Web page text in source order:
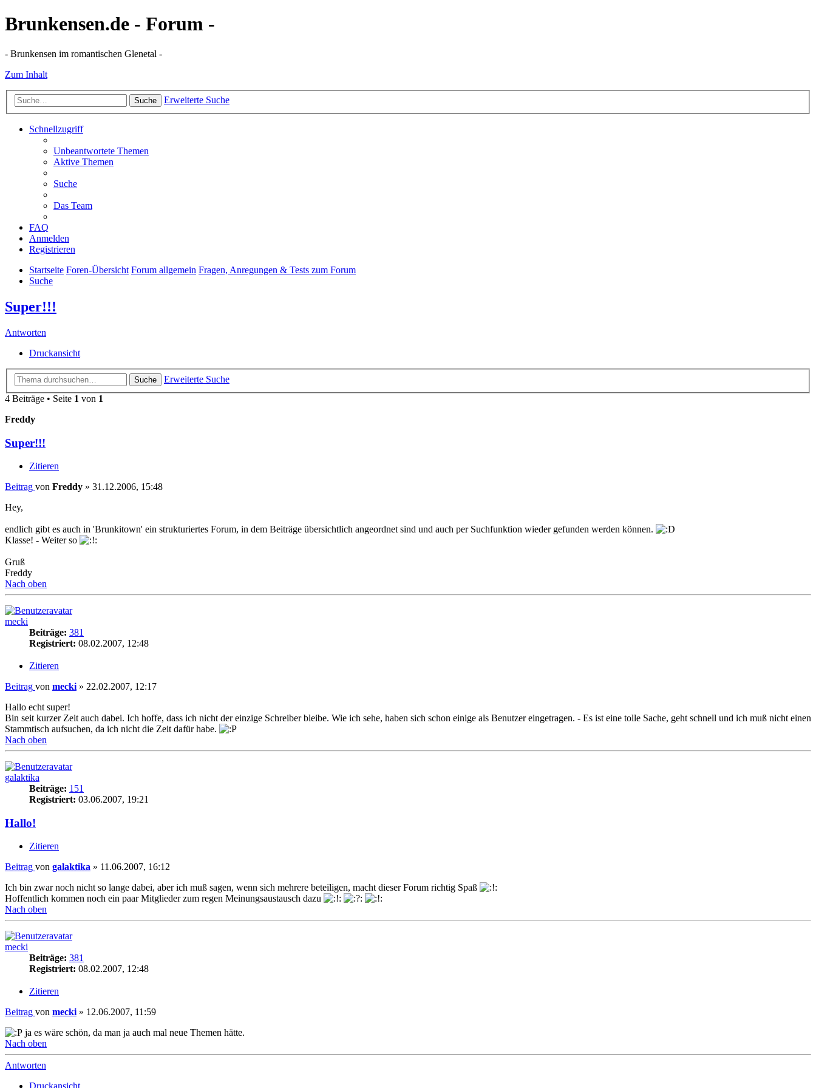
Brunkensen.de - Forum -
- Brunkensen im romantischen Glenetal -
Zum Inhalt
Suche Erweiterte Suche
Schnellzugriff
Unbeantwortete Themen
Aktive Themen
Suche
Das Team
FAQ
Anmelden
Registrieren
Startseite Foren-Übersicht Forum allgemein Fragen, Anregungen & Tests zum Forum
Suche
Super!!!
Antworten
Druckansicht
Suche
Erweiterte Suche
4 Beiträge • Seite 1 von 1
Freddy
Super!!!
Zitieren
Beitrag von Freddy » 31.12.2006, 15:48
Hey,
endlich gibt es auch in 'Brunkitown' ein strukturiertes Forum, in dem Beiträge übersichtlich angeordnet sind und auch per Suchfunktion wieder gefunden werden können.
Klasse! - Weiter so
Gruß
Freddy
Nach oben
mecki
Beiträge: 381
Registriert: 08.02.2007, 12:48
Zitieren
Beitrag von mecki » 22.02.2007, 12:17
Hallo echt super!
Bin seit kurzer Zeit auch dabei. Ich hoffe, dass ich nicht der einzige Schreiber bleibe. Wie ich sehe, haben sich schon einige als Benutzer eingetragen. - Es ist eine tolle Sache, geht schnell und ich muß nicht einen
Stammtisch aufsuchen, da ich nicht die Zeit dafür habe.
Nach oben
galaktika
Beiträge: 151
Registriert: 03.06.2007, 19:21
Hallo!
Zitieren
Beitrag von galaktika » 11.06.2007, 16:12
Ich bin zwar noch nicht so lange dabei, aber ich muß sagen, wenn sich mehrere beteiligen, macht dieser Forum richtig Spaß
Hoffentlich kommen noch ein paar Mitglieder zum regen Meinungsaustausch dazu
Nach oben
mecki
Beiträge: 381
Registriert: 08.02.2007, 12:48
Zitieren
Beitrag von mecki » 12.06.2007, 11:59
ja es wäre schön, da man ja auch mal neue Themen hätte.
Nach oben
Antworten